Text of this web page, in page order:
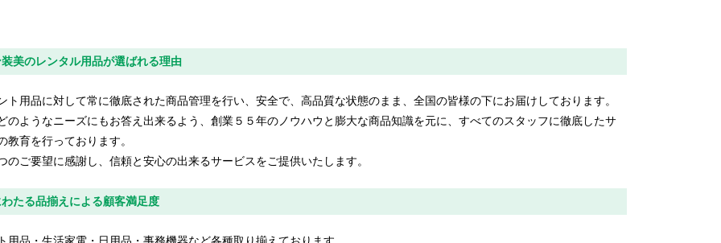
美のレンタル用品が選ばれる理由
ト用品に対して常に徹底された商品管理を行い、安全で、高品質な状態のまま、全国の皆様の下にお届けしております。
のようなニーズにもお答え出来るよう、創業５５年のノウハウと膨大な商品知識を元に、すべてのスタッフに徹底したサ
教育を行っております。
のご要望に感謝し、信頼と安心の出来るサービスをご提供いたします。
たる品揃えによる顧客満足度